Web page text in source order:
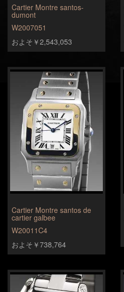
Cartier Montre santos-
dumont
W2007051
およそ￥2,543,053
Cartier Montre santos de
cartier galbee
W20011C4
およそ￥738,764